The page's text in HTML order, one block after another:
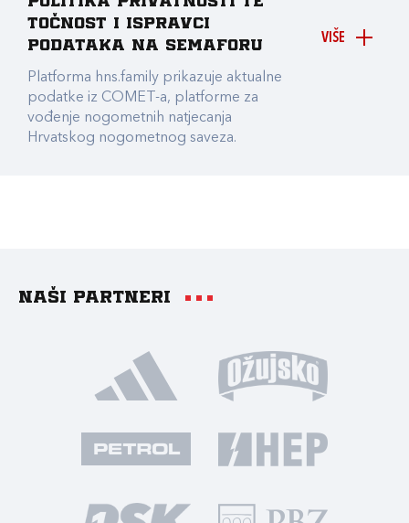
VIŠE
točnost i ispravci
podataka na Semaforu
Platforma hns.family prikazuje aktualne
podatke iz COMET-a, platforme za
vođenje nogometnih natjecanja
Hrvatskog nogometnog saveza.
Naši partneri